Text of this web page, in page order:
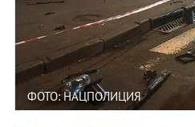
ФОТО: НАЦПОЛИЦИЯ